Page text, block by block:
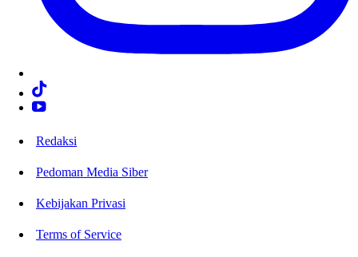
Redaksi
Pedoman Media Siber
Kebijakan Privasi
Terms of Service